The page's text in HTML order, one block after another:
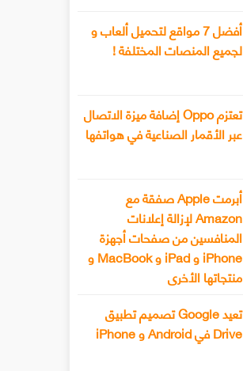
أفضل 7 مواقع لتحميل ألعاب و
لجميع المنصات المختلفة !
تعتزم Oppo إضافة ميزة الاتصال
عبر الأقمار الصناعية في هواتفها
أبرمت Apple صفقة مع
Amazon لإزالة إعلانات
المنافسين من صفحات أجهزة
iPhone و iPad و MacBook و
منتجاتها الأخرى
تعيد Google تصميم تطبيق
Drive في Android و iPhone